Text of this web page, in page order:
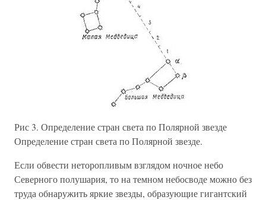
Рис 3. Определение стран света по Полярной звезде
Определение стран света по Полярной звезде.
Если обвести неторопливым взглядом ночное небо
Северного полушария, то на темном небосводе можно без
труда обнаружить яркие звезды, образующие гигантский